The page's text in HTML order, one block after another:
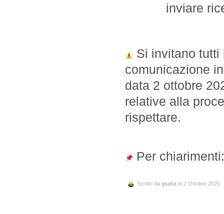
inviare
Si invitano tutti
comunicazione
data 2 ottobre
relative alla
rispettare.
Per
Scritto da gsaba in 2 Ottobre 2025